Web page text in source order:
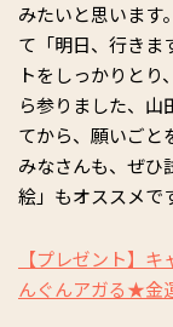
みたいと思います
て「明日、行きま
トをしっかりと
ら参りました、山
てから、願いごと
みなさんも、ぜひ
絵」もオススメで
【プレゼント】
んぐんアガる★金